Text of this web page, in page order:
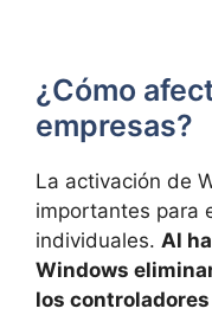
¿Cómo
empresas?
La activación de
importantes para
individuales. Al
Windows
los